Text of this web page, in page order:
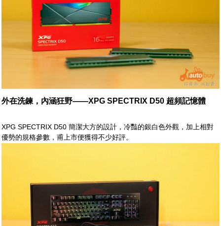
外在洗鍊，內涵狂野——XPG SPECTRIX D50 超頻記憶體
XPG SPECTRIX D50 簡潔大方的設計，冷豔的銀白色外觀，加上相對
優勢的規格參數，甫上市便獲得不少好評。